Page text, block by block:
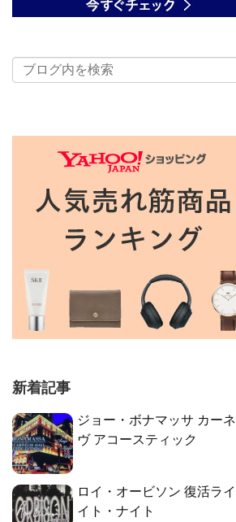
新着記事
ジョー・ボナマッサ カー
ヴ アコースティック
ロイ・オービソン 復活ラ
イト・ナイト